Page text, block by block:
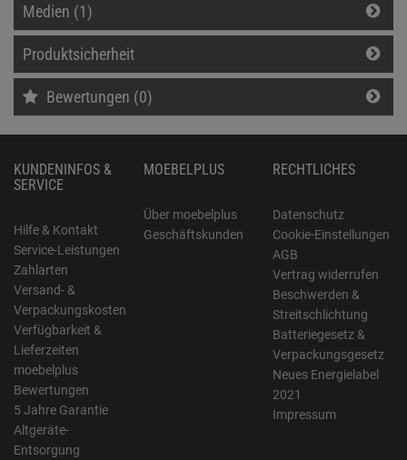
Medien (1)
Produktsicherheit
Bewertungen (0)
KUNDENINFOS &
SERVICE
Hilfe & Kontakt
Service-Leistungen
Zahlarten
Versand- &
Verpackungskosten
Verfügbarkeit &
Lieferzeiten
moebelplus
Bewertungen
5 Jahre Garantie
Altgeräte-
Entsorgung
MOEBELPLUS
Über moebelplus
Geschäftskunden
RECHTLICHES
Datenschutz
Cookie-Einstellungen
AGB
Vertrag widerrufen
Beschwerden &
Streitschlichtung
Batteriegesetz &
Verpackungsgesetz
Neues Energielabel
2021
Impressum